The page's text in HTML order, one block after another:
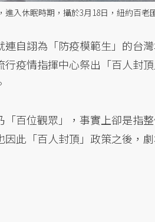
入休眠時期，攝於3月18日，紐約百老
自詡為「防疫模範生」的台
疫情指揮中心祭出「百人封
百位觀眾」，事實上卻是指
此「百人封頂」政策之後，